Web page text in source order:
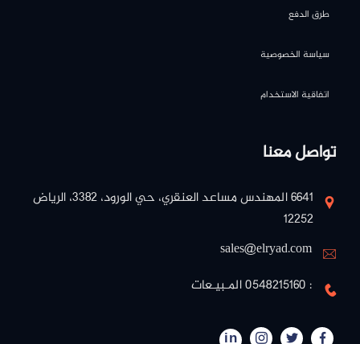
طرق الدفع
سياسة الخصوصية
اتفاقية الاستخدام
تواصل معنا
٦٦٤١ المهندس مساعد العنقري، حي الورود، ٣٣٨٢، الرياض
١٢٢٥٢
sales@elryad.com
: 0548215160 المـبيـعات
in